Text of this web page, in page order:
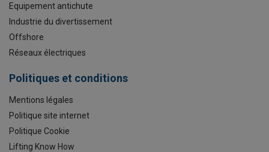
Equipement antichute
Industrie du divertissement
Offshore
Réseaux électriques
Politiques et conditions
Mentions légales
Politique site internet
Politique Cookie
Lifting Know How